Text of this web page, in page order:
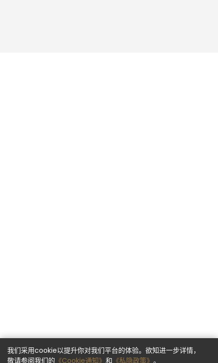
我们采用cookie以提升你对我们平台的体验。欲知进一步详情，
敬请参阅我们的 《Cookie通知》 和 《私隐政策》 。